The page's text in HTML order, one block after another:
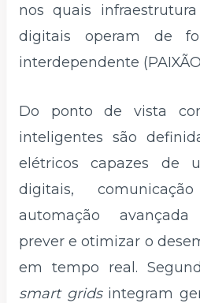
nos quais
digitais operam de
interdependente
Do ponto de vista
inteligentes são
elétricos capazes de
digitais,
automação
prever e otimizar o
em tempo real.
smart gridsintegram